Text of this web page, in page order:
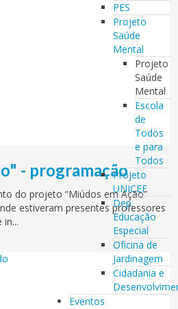
PES
Projeto
Saúde
Mental
Projeto
Saúde
Mental
Escola
de
Todos
e para
Todos
Projeto
UNICEF
Dep.
Educação
Especial
Oficina de
Jardinagem
Cidadania e
Eventos
- programação
do projeto “Miúdos em Ação”
estiveram presentes professores
in...